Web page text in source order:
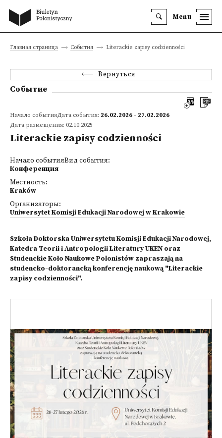
Menu
Главная страница События Literackie zapisy codzienności
Вернуться
Событие
Начало событияДата события: 26.02.2026 - 27.02.2026
Дата размещения: 02.10.2025
Literackie zapisy codzienności
Начало событияВид события:
Конференция
Местность:
Kraków
Организаторы:
Uniwersytet Komisji Edukacji Narodowej w Krakowie
Szkoła Doktorska Uniwersytetu Komisji Edukacji Narodowej,
Katedra Teorii i Antropologii Literatury UKEN oraz
Studenckie Koło Naukowe Polonistów zapraszają na
studencko-doktorancką konferencję naukową "Literackie
zapisy codzienności".